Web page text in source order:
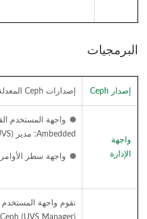
البرمجيات
إصدار Ceph إصدارات Ceph المعدلة من Ambedded
واجهة
الإدارة
واجهة المستخدم
Ambedded: مدير UniVirStor (UVS)
واجهة سطر الأوامر